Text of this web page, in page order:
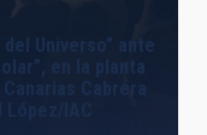
Universo” ante
en la planta
Cabrera